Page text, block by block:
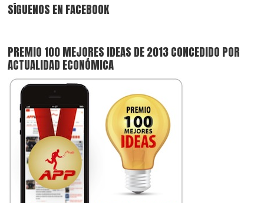
SÍGUENOS EN FACEBOOK
PREMIO 100 MEJORES IDEAS DE 2013 CONCEDIDO POR
ACTUALIDAD ECONÓMICA